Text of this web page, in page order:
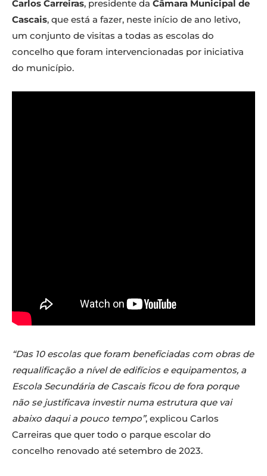
Carlos Carreiras, presidente da Câmara Municipal de
Cascais, que está a fazer, neste início de ano letivo,
um conjunto de visitas a todas as escolas do
concelho que foram intervencionadas por iniciativa
do município.
“Das 10 escolas que foram beneficiadas com obras de
requalificação a nível de edifícios e equipamentos, a
Escola Secundária de Cascais ficou de fora porque
não se justificava investir numa estrutura que vai
abaixo daqui a pouco tempo”, explicou Carlos
Carreiras que quer todo o parque escolar do
concelho renovado até setembro de 2023.